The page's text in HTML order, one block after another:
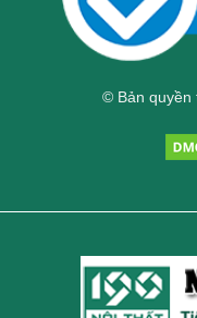
© Bản quyền